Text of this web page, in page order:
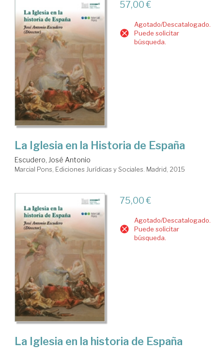
57,00 €
Agotado/Descatalogado.
Puede solicitar
búsqueda.
La Iglesia en la Historia de España
Escudero, José Antonio
Marcial Pons, Ediciones Jurídicas y Sociales. Madrid, 2015
75,00 €
Agotado/Descatalogado.
Puede solicitar
búsqueda.
La Iglesia en la historia de España